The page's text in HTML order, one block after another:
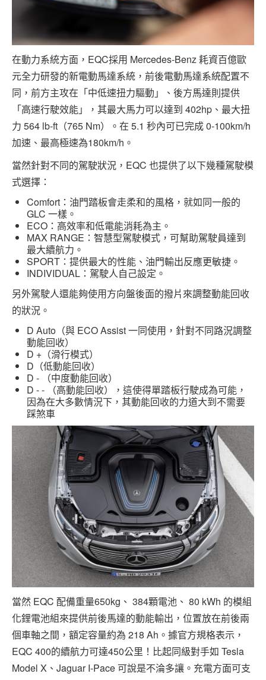
在動力系統方面，EQC採用 Mercedes-Benz 耗資百億歐
元全力研發的新電動馬達系統，前後電動馬達系統配置不
同，前方主攻在「中低速扭力驅動」、後方馬達則提供
「高速行駛效能」，其最大馬力可以達到 402hp、最大扭
力 564 lb-ft（765 Nm）。在 5.1 秒內可已完成 0-100km/h
加速、最高極速為180km/h。
當然針對不同的駕駛狀況，EQC 也提供了以下幾種駕駛模
式選擇：
Comfort：油門踏板會走柔和的風格，就如同一般的
GLC 一樣。
ECO：高效率和低電能消耗為主。
MAX RANGE：智慧型駕駛模式，可幫助駕駛員達到
最大續航力。
SPORT：提供最大的性能、油門輸出反應更敏捷。
INDIVIDUAL：駕駛人自己設定。
另外駕駛人還能夠使用方向盤後面的撥片來調整動能回收
的狀況。
D Auto（與 ECO Assist 一同使用，針對不同路況調整
動能回收）
D +（滑行模式）
D（低動能回收）
D - （中度動能回收）
D - - （高動能回收），這使得單踏板行駛成為可能，
因為在大多數情況下，其動能回收的力道大到不需要
踩煞車
當然 EQC 配備重量650kg、 384顆電池、 80 kWh 的模組
化鋰電池組來提供前後馬達的動能輸出，位置放在前後兩
個車軸之間，額定容量約為 218 Ah。據官方規格表示，
EQC 400的續航力可達450公里！比起同級對手如 Tesla
Model X、Jaguar I-Pace 可說是不淪多讓。充電方面可支